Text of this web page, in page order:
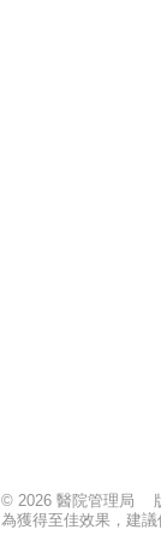
© 2026 醫院管理局
為獲得至佳效果，建